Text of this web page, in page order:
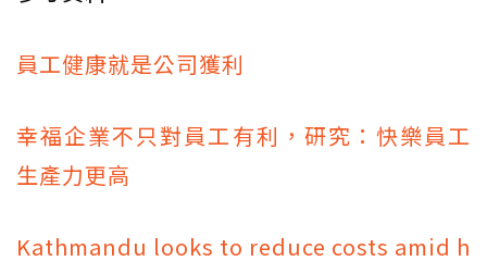
員工健康就是公司獲利
幸福企業不只對員工有利，研究：快樂員工
生產力更高
Kathmandu looks to reduce costs amid h